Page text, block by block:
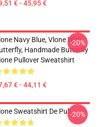
€ - 45,95 €
Navy Blue, Vlone With
Handmade Butterfly
Pullover Sweatshirt
€ - 44,11 €
-20%
Sweatshirt De Pull-20%